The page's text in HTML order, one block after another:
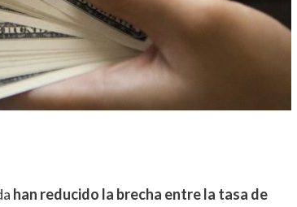
han reducido la brecha entre la tasa de